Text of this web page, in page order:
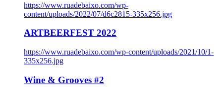
https://www.ruadebaixo.com/wp-
content/uploads/2022/07/d6c2815-335x256.jpg
ARTBEERFEST 2022
https://www.ruadebaixo.com/wp-content/uploads/2021/10/1-
335x256.jpg
Wine & Grooves #2